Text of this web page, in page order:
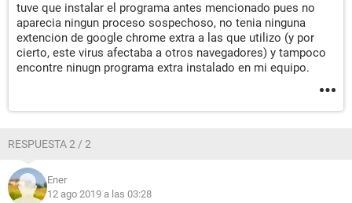
tuve que instalar el programa antes mencionado pues no
aparecia ningun proceso sospechoso, no tenia ninguna
extencion de google chrome extra a las que utilizo (y por
cierto, este virus afectaba a otros navegadores) y tampoco
encontre ninugn programa extra instalado en mi equipo.
RESPUESTA 2 / 2
Ener
12 ago 2019 a las 03:28